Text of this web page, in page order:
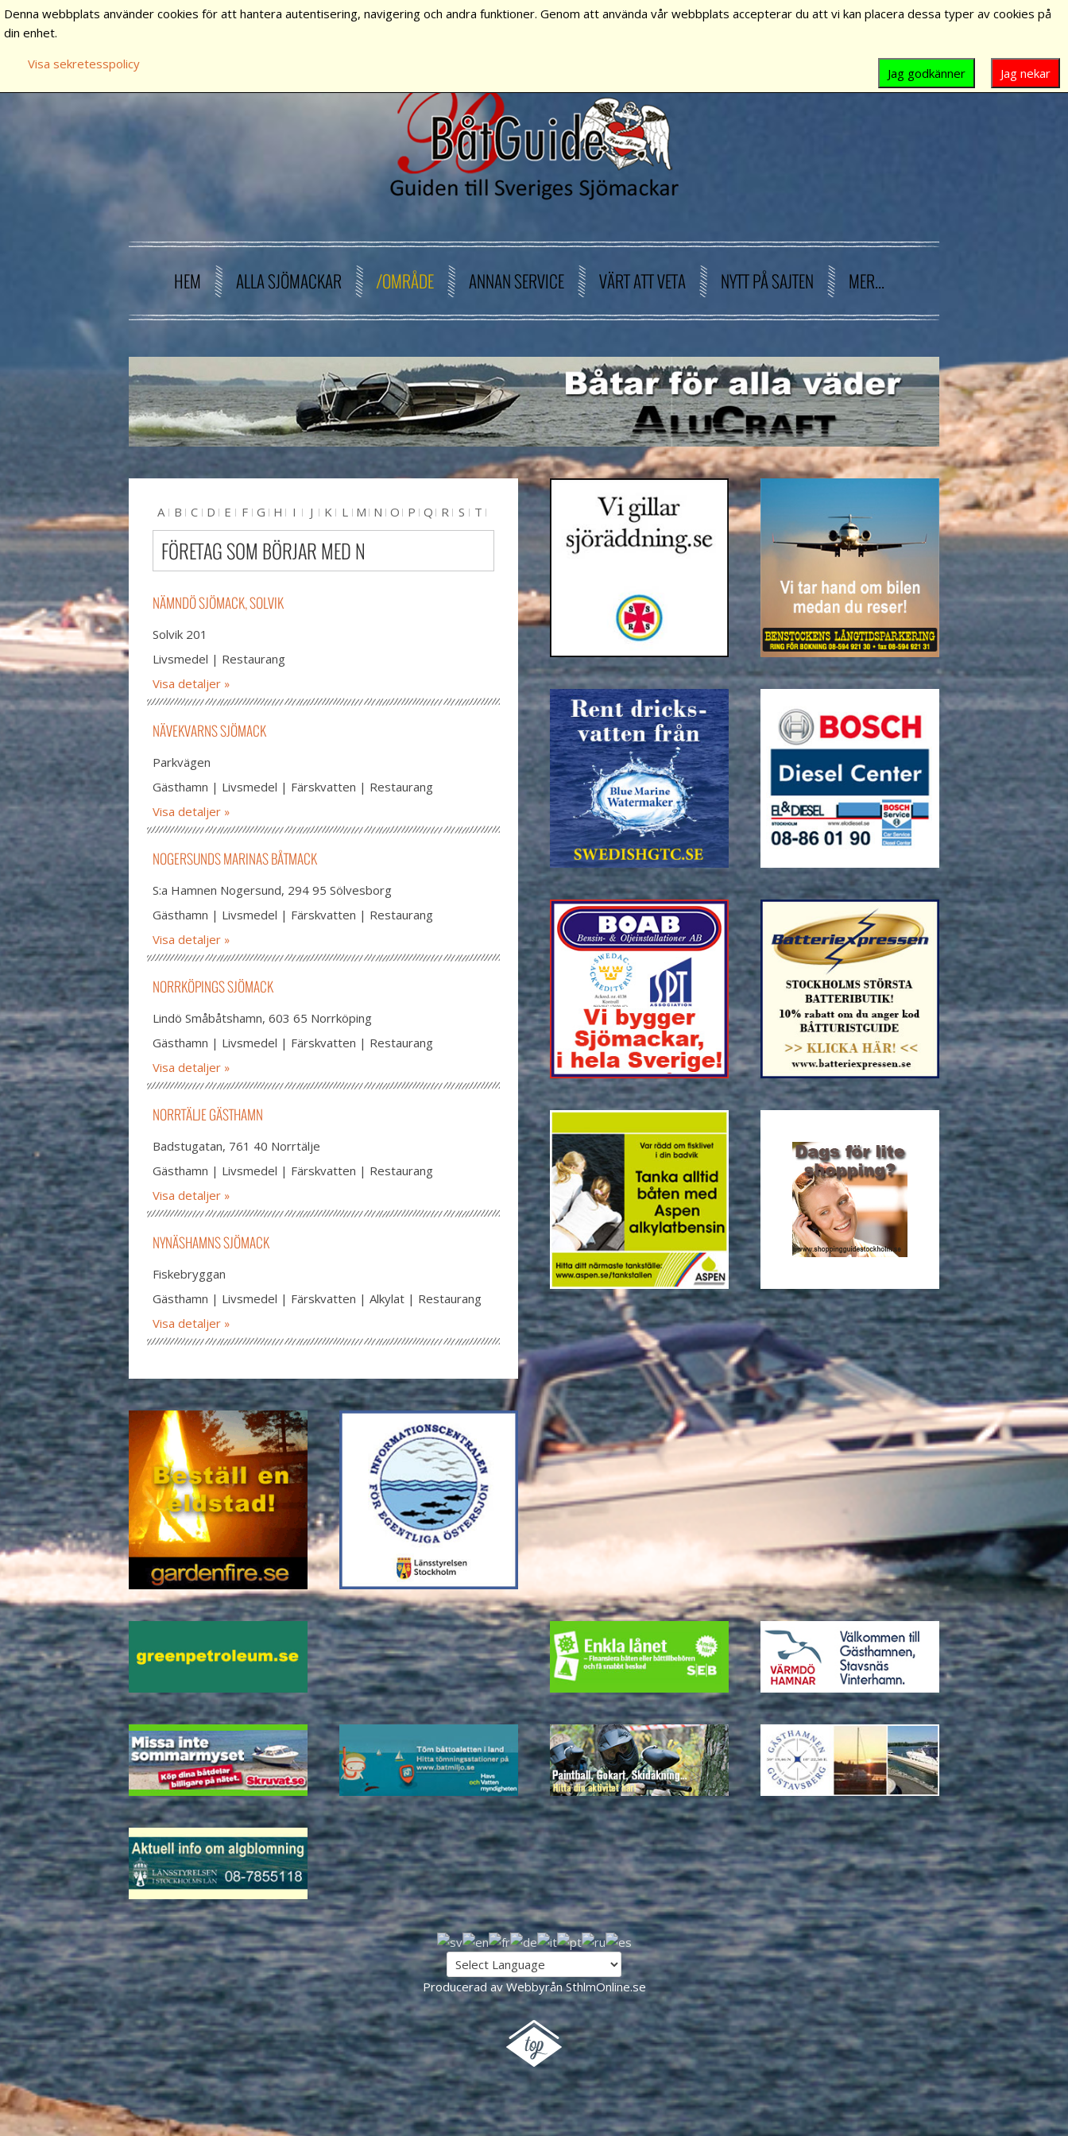
HEM ALLA SJÖMACKAR /OMRÅDE ANNAN SERVICE VÄRT ATT VETA NYTT PÅ SAJTEN MER...
A B C D E F G H I J K L M N O P Q R S
T
U V W X Y Z #
FÖRETAG SOM BÖRJAR MED N
NÄMNDÖ SJÖMACK, SOLVIK
Solvik 201
Livsmedel | Restaurang
Visa detaljer
NÄVEKVARNS SJÖMACK
Parkvägen
Gästhamn | Livsmedel | Färskvatten | Restaurang
Visa detaljer
NOGERSUNDS MARINAS BÅTMACK
S:a Hamnen Nogersund, 294 95 Sölvesborg
Gästhamn | Livsmedel | Färskvatten | Restaurang
Visa detaljer
NORRKÖPINGS SJÖMACK
Lindö Småbåtshamn, 603 65 Norrköping
Gästhamn | Livsmedel | Färskvatten | Restaurang
Visa detaljer
NORRTÄLJE GÄSTHAMN
Badstugatan, 761 40 Norrtälje
Gästhamn | Livsmedel | Färskvatten | Restaurang
Visa detaljer
NYNÄSHAMNS SJÖMACK
Fiskebryggan
Gästhamn | Livsmedel | Färskvatten | Alkylat | Restaurang
Visa detaljer
Producerad av Webbyrån SthlmOnline.se
Denna webbplats använder cookies för att hantera autentisering, navigering och andra funktioner. Genom att använda vår webbplats accepterar du att vi kan placera dessa typer av cookies på
din enhet.
Visa sekretesspolicy
Jag nekar
Jag godkänner